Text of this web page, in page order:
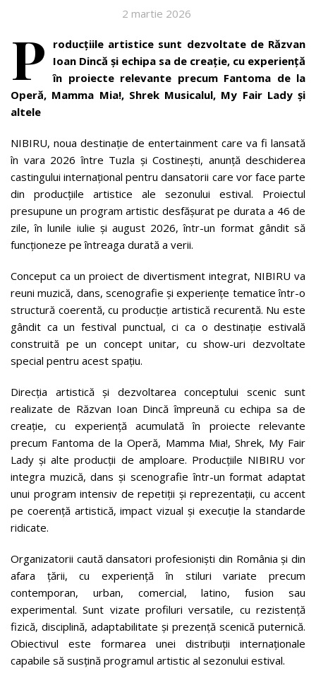
2 martie 2026
P
roducțiile artistice sunt dezvoltate de Răzvan
Ioan Dincă și echipa sa de creație, cu experiență
în proiecte relevante precum Fantoma de la
Operă, Mamma Mia!, Shrek Musicalul, My Fair Lady și
altele
NIBIRU, noua destinație de entertainment care va fi lansată
în vara 2026 între Tuzla și Costinești, anunță deschiderea
castingului internațional pentru dansatorii care vor face parte
din producțiile artistice ale sezonului estival. Proiectul
presupune un program artistic desfășurat pe durata a 46 de
zile, în lunile iulie și august 2026, într-un format gândit să
funcționeze pe întreaga durată a verii.
Conceput ca un proiect de divertisment integrat, NIBIRU va
reuni muzică, dans, scenografie și experiențe tematice într-o
structură coerentă, cu producție artistică recurentă. Nu este
gândit ca un festival punctual, ci ca o destinație estivală
construită pe un concept unitar, cu show-uri dezvoltate
special pentru acest spațiu.
Direcția artistică și dezvoltarea conceptului scenic sunt
realizate de Răzvan Ioan Dincă împreună cu echipa sa de
creație, cu experiență acumulată în proiecte relevante
precum Fantoma de la Operă, Mamma Mia!, Shrek, My Fair
Lady și alte producții de amploare. Producțiile NIBIRU vor
integra muzică, dans și scenografie într-un format adaptat
unui program intensiv de repetiții și reprezentații, cu accent
pe coerență artistică, impact vizual și execuție la standarde
ridicate.
Organizatorii caută dansatori profesioniști din România și din
afara țării, cu experiență în stiluri variate precum
contemporan, urban, comercial, latino, fusion sau
experimental. Sunt vizate profiluri versatile, cu rezistență
fizică, disciplină, adaptabilitate și prezență scenică puternică.
Obiectivul este formarea unei distribuții internaționale
capabile să susțină programul artistic al sezonului estival.